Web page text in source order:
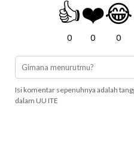
👍
0
❤️
0
😂
0
Isi komentar sepenuhnya adalah
dalam UU ITE